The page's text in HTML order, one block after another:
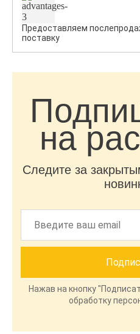
Предоставляем
поставку
на
Следите за
Нажав на кнопку
обработку